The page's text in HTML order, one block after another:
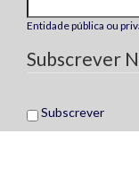
Entidade pública ou
Subscrever
Subscrever